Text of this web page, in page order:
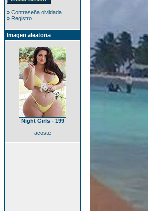
» Contraseña olvidada
» Registro
Imagen aleatoria
Night Girls - 199
acoste